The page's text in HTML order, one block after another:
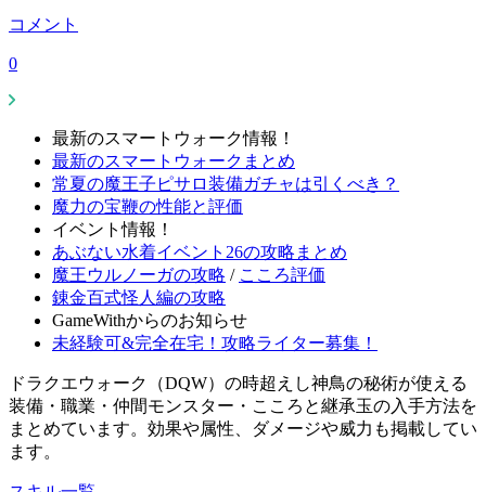
コメント
0
最新のスマートウォーク情報！
最新のスマートウォークまとめ
常夏の魔王子ピサロ装備ガチャは引くべき？
魔力の宝鞭の性能と評価
イベント情報！
あぶない水着イベント26の攻略まとめ
魔王ウルノーガの攻略 / こころ評価
錬金百式怪人編の攻略
GameWithからのお知らせ
未経験可&完全在宅！攻略ライター募集！
ドラクエウォーク（DQW）の時超えし神鳥の秘術が使える
装備・職業・仲間モンスター・こころと継承玉の入手方法を
まとめています。効果や属性、ダメージや威力も掲載してい
ます。